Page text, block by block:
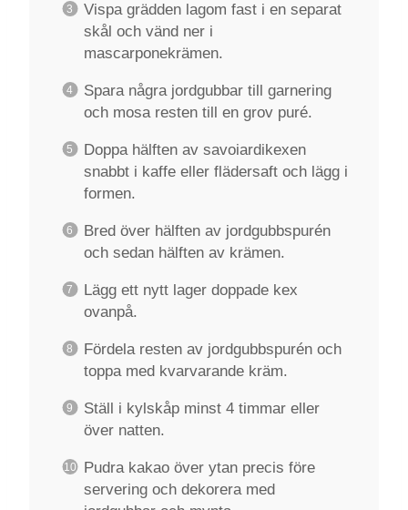
Vispa grädden lagom fast i en separat
skål och vänd ner i
mascarponekrämen.
Spara några jordgubbar till garnering
och mosa resten till en grov puré.
Doppa hälften av savoiardikexen
snabbt i kaffe eller flädersaft och lägg i
formen.
Bred över hälften av jordgubbspurén
och sedan hälften av krämen.
Lägg ett nytt lager doppade kex
ovanpå.
Fördela resten av jordgubbspurén och
toppa med kvarvarande kräm.
Ställ i kylskåp minst 4 timmar eller
över natten.
Pudra kakao över ytan precis före
servering och dekorera med